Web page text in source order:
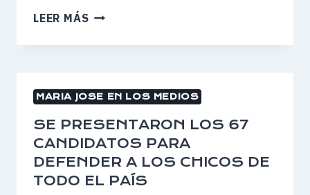
LEER MÁS “HAY
APRENDER
Y
PONERSE
EN
EL
LUGAR
DEL
MARIA JOSE EN LOS MEDIOS
SE PRESENTARON LOS 67
CANDIDATOS PARA
DEFENDER A LOS CHICOS DE
TODO EL PAÍS